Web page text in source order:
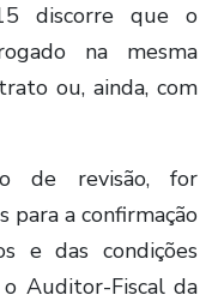
discorre que o
na mesma
ou, ainda, com
de revisão, for
a confirmação
e das condições
Auditor-Fiscal da